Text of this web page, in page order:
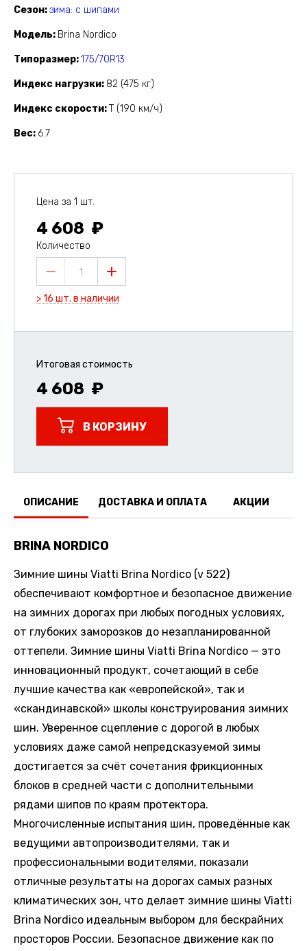
Сезон зима: с шипами
Модель Brina Nordico
Типоразмер 175/70R13
Индекс нагрузки 82 (475 кг)
Индекс скорости T (190 км/ч)
Вес 6.7
Цена за 1 шт.
4 608
Количество
1
> 16 шт. в наличии
Итоговая стоимость
4 608
В КОРЗИНУ
ОПИСАНИЕ ДОСТАВКА И ОПЛАТА АКЦИИ
BRINA NORDICO
Зимние шины Viatti Brina Nordico (v 522)
обеспечивают комфортное и безопасное движение
на зимних дорогах при любых погодных условиях,
от глубоких заморозков до незапланированной
оттепели. Зимние шины Viatti Brina Nordico — это
инновационный продукт, сочетающий в себе
лучшие качества как «европейской», так и
«скандинавской» школы конструирования зимних
шин. Уверенное сцепление с дорогой в любых
условиях даже самой непредсказуемой зимы
достигается за счёт сочетания фрикционных
блоков в средней части с дополнительными
рядами шипов по краям протектора.
Многочисленные испытания шин, проведённые как
ведущими автопроизводителями, так и
профессиональными водителями, показали
отличные результаты на дорогах самых разных
климатических зон, что делает зимние шины Viatti
Brina Nordico идеальным выбором для бескрайних
просторов России. Безопасное движение как по